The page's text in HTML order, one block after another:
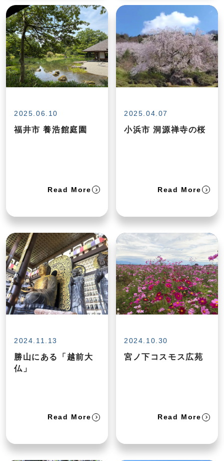
2025.06.10
福井市 養浩館庭園
Read More
2025.04.07
小浜市 洞源禅寺の桜
Read More
2024.11.13
勝山にある「越前大
仏」
Read More
2024.10.30
宮ノ下コスモス広苑
Read More